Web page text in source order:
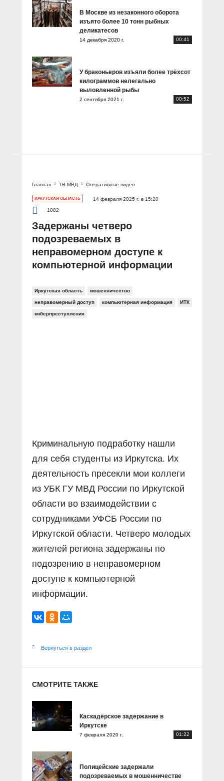
В Москве из незаконного оборота
изъято более 10 тонн рыбных
деликатесов
14 декабря 2020 г. 00:41
У браконьеров изъяли более трёхсот
килограммов нелегально
выловленной рыбы
2 сентября 2021 г. 00:52
Главная ТВ МВД Оперативные видео
ИРКУТСКАЯ ОБЛАСТЬ
14 февраля 2025 г. в 15:20
1082
Задержаны четверо
подозреваемых в
неправомерном доступе к
компьютерной информации
Иркутская область мошенничество
неправомерный доступ компьютерная информация ИТК
киберпреступления
Криминальную подработку нашли
для себя студенты из Иркутска. Их
деятельность пресекли мои коллеги
из УБК ГУ МВД России по Иркутской
области во взаимодействии с
сотрудниками УФСБ России по
Иркутской области. Четверо молодых
жителей региона задержаны по
подозрению в неправомерном
доступе к компьютерной
информации.
Вернуться в раздел
СМОТРИТЕ ТАКЖЕ
Каскадёрское задержание в
Иркутске
7 февраля 2020 г. 01:22
Полицейские задержали
подозреваемых в мошенничестве